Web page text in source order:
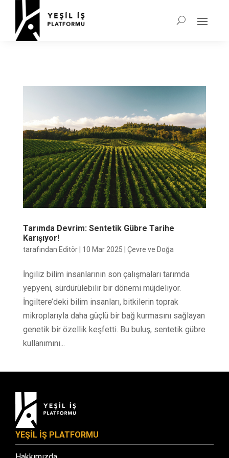
Tarımda Devrim: Sentetik Gübre Tarihe
Karışıyor!
tarafından Editör| 10 Mar 2025 Çevre ve Doğa
İngiliz bilim insanlarının son çalışmaları tarımda
yepyeni, sürdürülebilir bir dönemi müjdeliyor.
İngiltere’deki bilim insanları, bitkilerin toprak
mikroplarıyla daha güçlü bir bağ kurmasını sağlayan
genetik bir özellik keşfetti. Bu buluş, sentetik gübre
kullanımını...
YEŞİL İŞ PLATFORMU